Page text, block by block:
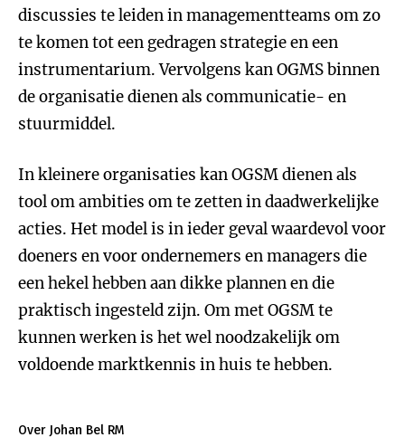
discussies te leiden in managementteams om zo
te komen tot een gedragen strategie en een
instrumentarium. Vervolgens kan OGMS binnen
de organisatie dienen als communicatie- en
stuurmiddel.
In kleinere organisaties kan OGSM dienen als
tool om ambities om te zetten in daadwerkelijke
acties. Het model is in ieder geval waardevol voor
doeners en voor ondernemers en managers die
een hekel hebben aan dikke plannen en die
praktisch ingesteld zijn. Om met OGSM te
kunnen werken is het wel noodzakelijk om
voldoende marktkennis in huis te hebben.
Over Johan Bel RM